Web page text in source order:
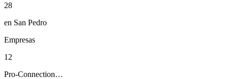
28
en San Pedro
Empresas
12
Pro-Connection…